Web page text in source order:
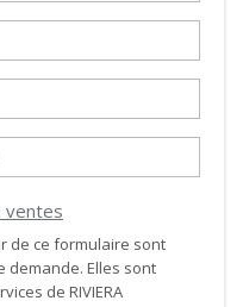
ventes
de ce formulaire sont
demande. Elles sont
de RIVIERA